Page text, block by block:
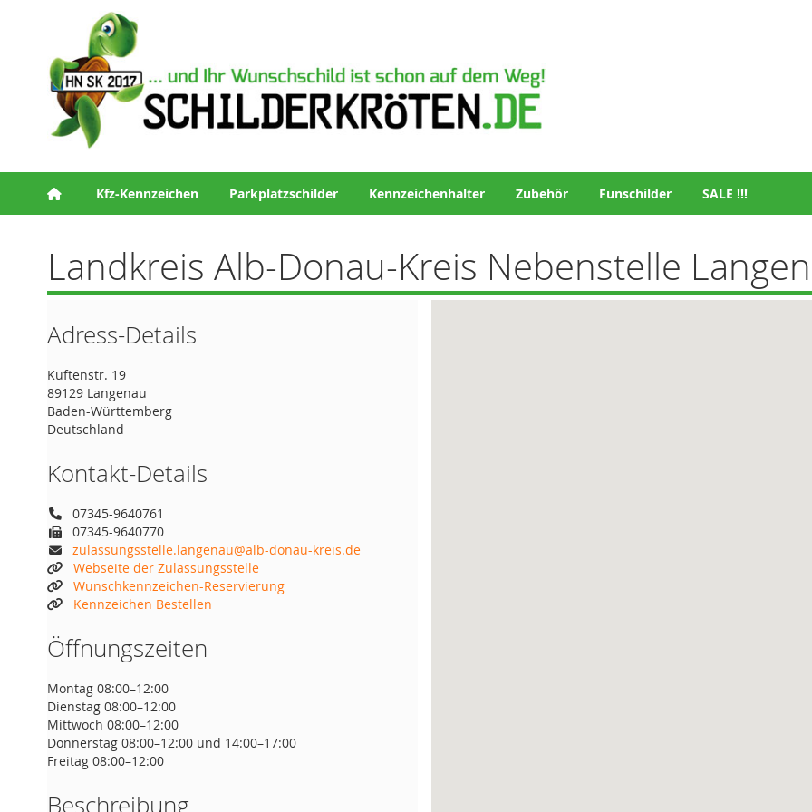
Kfz-Kennzeichen Parkplatzschilder Kennzeichenhalter Zubehör Funschilder SALE !!!
Landkreis Alb-Donau-Kreis Nebenstelle
Adress-Details
Kuftenstr. 19
89129 Langenau
Baden-Württemberg
Deutschland
Kontakt-Details
07345-9640761
07345-9640770
zulassungsstelle.langenau@alb-donau-kreis.de
Webseite der Zulassungsstelle
Wunschkennzeichen-Reservierung
Kennzeichen Bestellen
Öffnungszeiten
Montag 08:00–12:00
Dienstag 08:00–12:00
Mittwoch 08:00–12:00
Donnerstag 08:00–12:00 und 14:00–17:00
Freitag 08:00–12:00
Beschreibung